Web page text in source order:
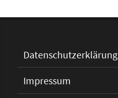
Datenschutzerklärung
Impressum